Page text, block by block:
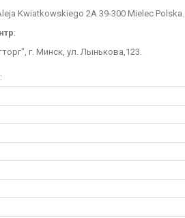
Kwiatkowskiego 2A 39-300 Mielec Polska.
:
г. Минск, ул. Лынькова,123.